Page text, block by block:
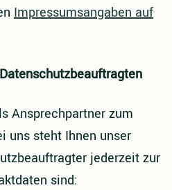
Impressumsangaben auf
Ansprechpartner zum
uns steht Ihnen unser
jederzeit zur
sind: